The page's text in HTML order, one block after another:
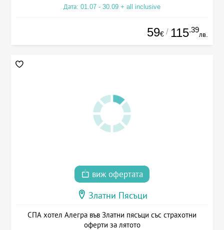
Дата: 01.07 - 30.09 + all inclusive
59€ / 115.39
лв.
виж офертата
Златни Пясъци
СПА хотел Алегра във Златни пясъци със страхотни
оферти за лятото